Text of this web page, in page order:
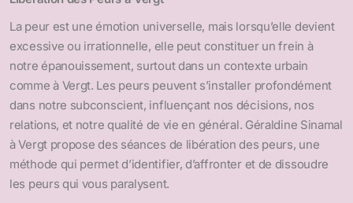
La peur est une émotion universelle, mais lorsqu’elle devient
excessive ou irrationnelle, elle peut constituer un frein à
notre épanouissement, surtout dans un contexte urbain
comme à Vergt. Les peurs peuvent s’installer profondément
dans notre subconscient, influençant nos décisions, nos
relations, et notre qualité de vie en général. Géraldine Sinamal
à Vergt propose des séances de libération des peurs, une
méthode qui permet d’identifier, d’affronter et de dissoudre
les peurs qui vous paralysent.